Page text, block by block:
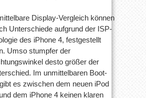
Display-Vergleich können
Unterschiede aufgrund der ISP-
des iPhone 4, festgestellt
Umso stumpfer der
desto größer der
Im unmittelbaren Boot-
es zwischen dem neuen iPod
dem iPhone 4 keinen klaren